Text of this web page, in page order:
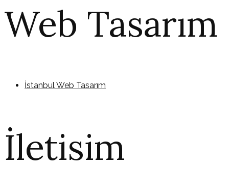
Web Tasarım
İstanbul Web Tasarım
İletisim